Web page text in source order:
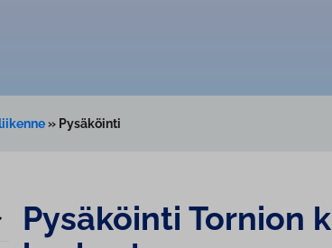
» Pysäköinti
Pysäköinti Tornion